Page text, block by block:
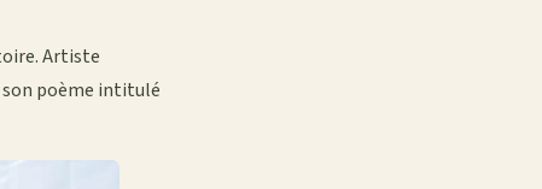
Artiste
son poème intitulé